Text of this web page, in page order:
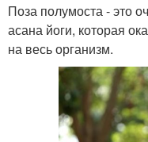
Поза полумоста - это
асана йоги, которая
на весь организм.